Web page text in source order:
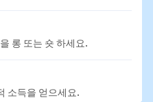
롱 또는 숏 하세요.
소득을 얻으세요.